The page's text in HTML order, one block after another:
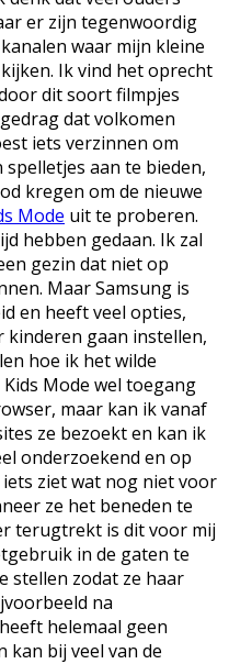
er zijn tegenwoordig
waar mijn kleine
Ik vind het oprecht
dit soort filmpjes
dat volkomen
iets verzinnen om
spelletjes aan te bieden,
kregen om de nieuwe
Mode uit te proberen.
hebben gedaan. Ik zal
gezin dat niet op
Maar Samsung is
en heeft veel opties,
gaan instellen,
hoe ik het wilde
Mode wel toegang
maar kan ik vanaf
ze bezoekt en kan ik
onderzoekend en op
ziet wat nog niet voor
ze het beneden te
terugtrekt is dit voor mij
in de gaten te
stellen zodat ze haar
na
helemaal geen
kan bij veel van de